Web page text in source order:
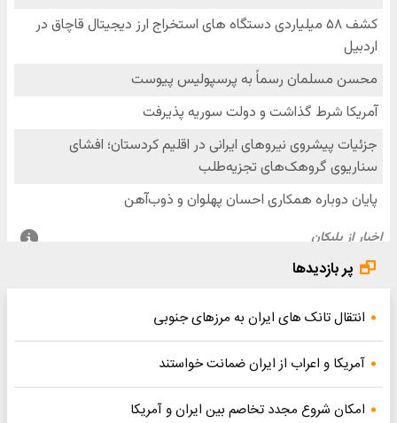
پر بازدیدها
انتقال تانک های ایران به مرزهای جنوبی
آمریکا و اعراب از ایران ضمانت خواستند
امکان شروع مجدد تخاصم‌ بین ایران و آمریکا